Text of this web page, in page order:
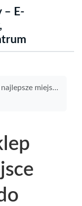
– E-
na akcesoria do waporyzacji